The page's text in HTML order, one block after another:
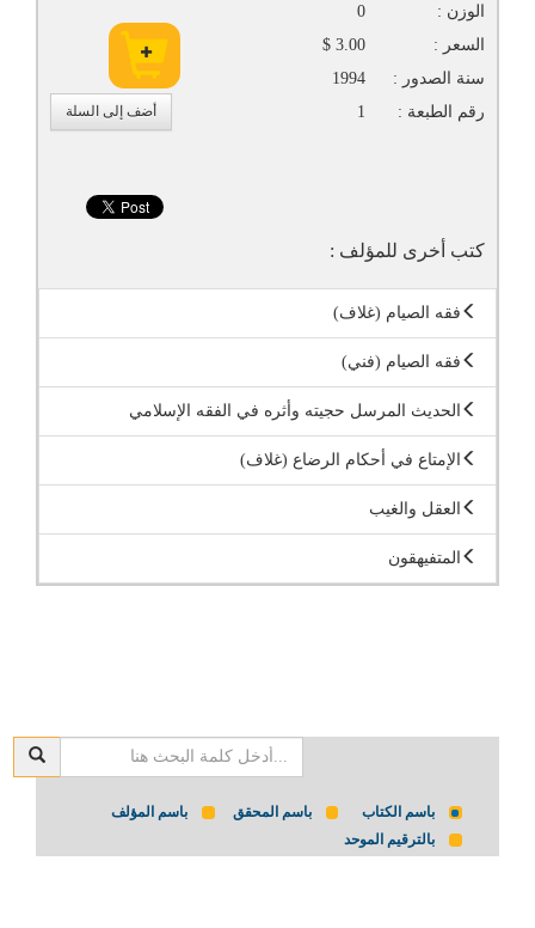
أضف إلى السلة
الوزن :
0
السعر :
3.00 $
سنة الصدور :
1994
رقم الطبعة :
1
كتب أخرى للمؤلف :
فقه الصيام (غلاف)
فقه الصيام (فني)
الحديث المرسل حجيته وأثره في الفقه الإسلامي
الإمتاع في أحكام الرضاع (غلاف)
العقل والغيب
المتفيهقون
باسم الكتاب باسم المحقق
باسم المؤلف
بالترقيم الموحد